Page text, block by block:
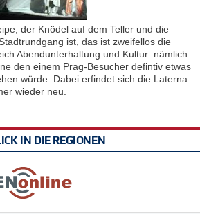
der Knödel auf dem Teller und die
ist, das ist zweifellos die
Abendunterhaltung und Kultur: nämlich
den einem Prag-Besucher defintiv etwas
würde. Dabei erfindet sich die Laterna
wieder neu.
IN DIE REGIONEN